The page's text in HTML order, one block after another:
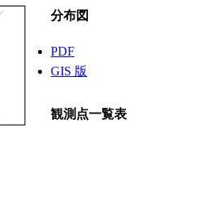
分布図
PDF
GIS 版
観測点一覧表